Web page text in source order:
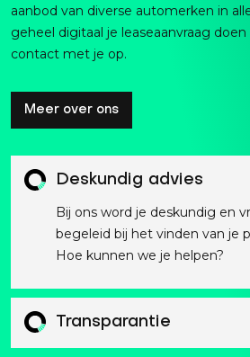
aanbod van diverse automerken in
geheel digitaal je leaseaanvraag
contact met je op.
Meer over ons
Deskundig advies
Bij ons word je deskundig en
begeleid bij het vinden van je
Hoe kunnen we je helpen?
Transparantie